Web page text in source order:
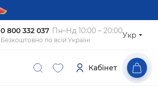
0 800 332 037 Пн–Нд 10:00 – 20:00
Безкоштовно по всій Україні
Укр
Кабінет